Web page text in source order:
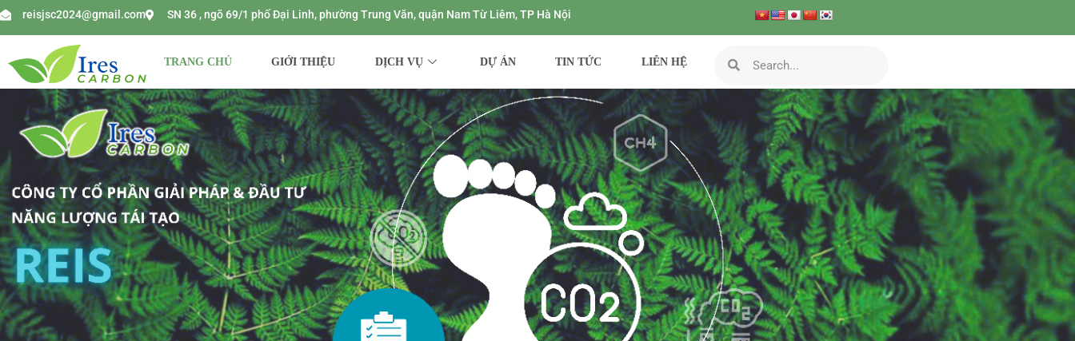
reisjsc2024@gmail.com SN 36 , ngõ 69/1 phố Đại Linh, phường Trung Văn, quận Nam Từ Liêm, TP Hà Nội
TRANG CHỦ GIỚI THIỆU DỊCH VỤ DỰ ÁN TIN TỨC LIÊN HỆ